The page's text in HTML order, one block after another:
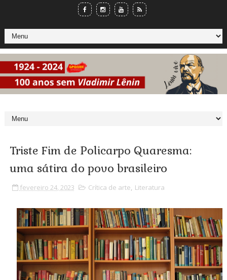
Triste Fim de Policarpo Quaresma:
uma sátira do povo brasileiro
fevereiro 24, 2023 Crítica de arte, Literatura